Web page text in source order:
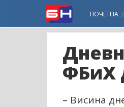
ПОЧЕТНА
ФБиХ
– Висина